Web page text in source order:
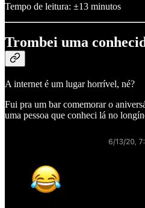
Tempo de leitura: ±13 minutos
Trombei uma
A internet é um lugar horrível, né?
Fui pra um bar comemorar o
uma pessoa que conheci lá no